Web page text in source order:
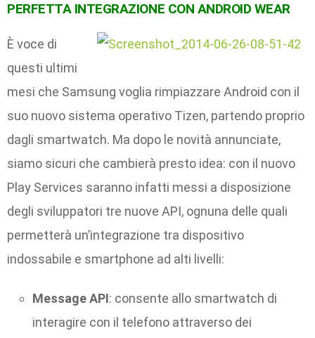
PERFETTA INTEGRAZIONE CON ANDROID WEAR
È voce di
questi ultimi
mesi che Samsung voglia rimpiazzare Android con il
suo nuovo sistema operativo Tizen, partendo proprio
dagli smartwatch. Ma dopo le novità annunciate,
siamo sicuri che cambierà presto idea: con il nuovo
Play Services saranno infatti messi a disposizione
degli sviluppatori tre nuove API, ognuna delle quali
permetterà un’integrazione tra dispositivo
indossabile e smartphone ad alti livelli:
Message API: consente allo smartwatch di
interagire con il telefono attraverso dei